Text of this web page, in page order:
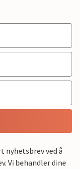
nyhetsbrev ved å
Vi behandler dine